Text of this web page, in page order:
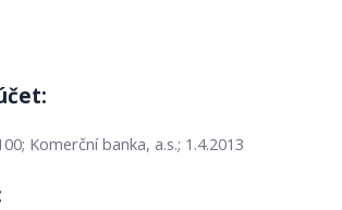
Komerční banka, a.s.; 1.4.2013